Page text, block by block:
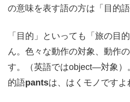
の意味を表す語の方は「目的語
「目的」といっても「旅の目
ん。色々な動作の対象、動作
す。（英語ではobject―対象）
的語pantsは、はくモノですよ